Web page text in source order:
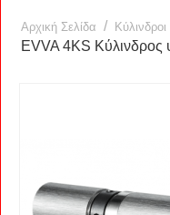
Αρχική Σελίδα / Κύλινδροι
EVVA 4KS Κύλινδρος